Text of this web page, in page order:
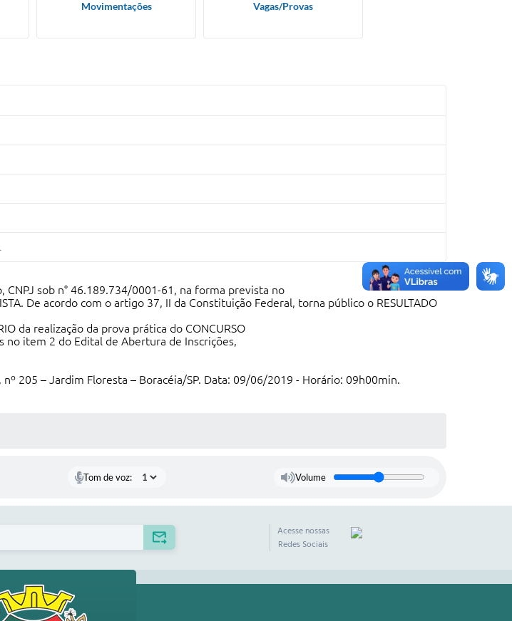
Movimentações Vagas/Provas
CNPJ sob n° 46.189.734/0001-61, na forma prevista no
De acordo com o artigo 37, II da Constituição Federal, torna público o RESULTADO
da realização da prova prática do CONCURSO
no item 2 do Edital de Abertura de Inscrições,
205 – Jardim Floresta – Boracéia/SP. Data: 09/06/2019 - Horário: 09h00min.
Tom de voz: Volume
Acesse nossas
Redes Sociais